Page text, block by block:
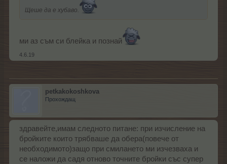
Щеше да е хубаво.
ми аз съм си блейка и познай
4.6.19
petkakokoshkova
Прохождащ
здравейте,имам следното питане: при изчисление на
бройките които трябваше да обера(повече от
необходимото)защо при смилането ми изчезваха и
се наложи да садя отново точните бройки със супер